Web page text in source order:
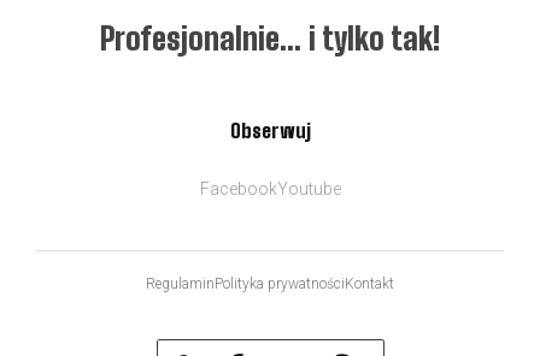
Obserwuj
FacebookYoutube
Profesjonalnie… i tylko tak!
RegulaminPolityka prywatnościKontakt